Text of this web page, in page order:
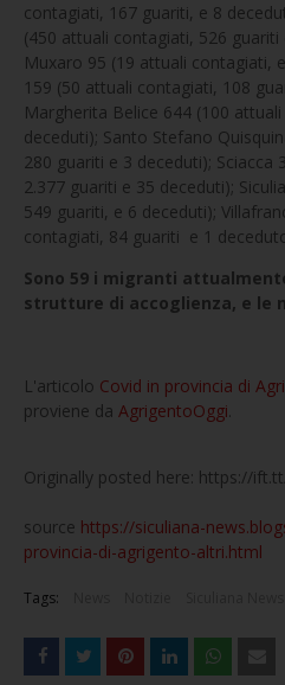
contagiati, 167 guariti, e 8
(450 attuali contagiati, 526 guariti
Muxaro 95 (19 attuali contagiati,
159 (50 attuali contagiati, 108
Margherita Belice 644 (100
deceduti); Santo Stefano
280 guariti e 3 deceduti); Sciacca
2.377 guariti e 35 deceduti);
549 guariti, e 6 deceduti);
contagiati, 84 guariti e 1
Sono 59 i migranti
strutture di accoglienza, e le
L'articolo Covid in provincia di
proviene da AgrigentoOggi.
Originally posted here: https://
source https://siculiana-
provincia-di-agrigento-altri.html
Tags: